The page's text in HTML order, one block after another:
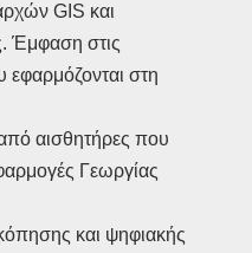
GIS και
Έμφαση στις
εφαρμόζονται στη
αισθητήρες που
Γεωργίας
και ψηφιακής